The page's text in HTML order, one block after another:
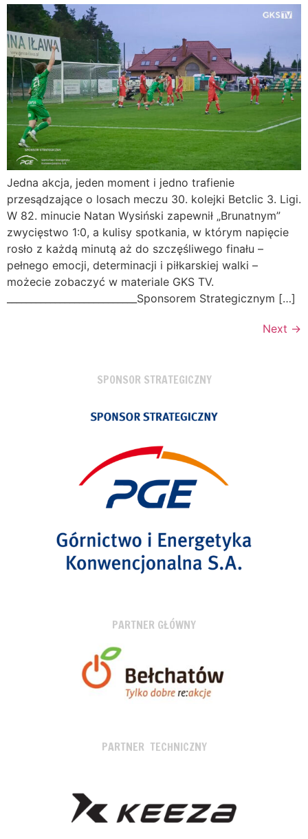
Jedna akcja, jeden moment i jedno trafienie
przesądzające o losach meczu 30. kolejki Betclic 3. Ligi.
W 82. minucie Natan Wysiński zapewnił „Brunatnym”
zwycięstwo 1:0, a kulisy spotkania, w którym napięcie
rosło z każdą minutą aż do szczęśliwego finału –
pełnego emocji, determinacji i piłkarskiej walki –
możecie zobaczyć w materiale GKS TV.
___________________________Sponsorem Strategicznym […]
Next →
SPONSOR STRATEGICZNY
PARTNER GŁÓWNY
PARTNER TECHNICZNY